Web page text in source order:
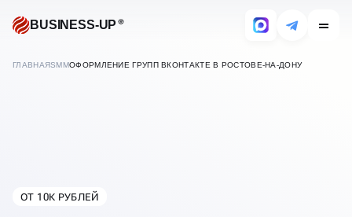
BUSINESS-UP
ГЛАВНАЯSMMОФОРМЛЕНИЕ ГРУПП ВКОНТАКТЕ В РОСТОВЕ-НА-ДОНУ
ВКОНТАКТЕ
ОТ 10К РУБЛЕЙ